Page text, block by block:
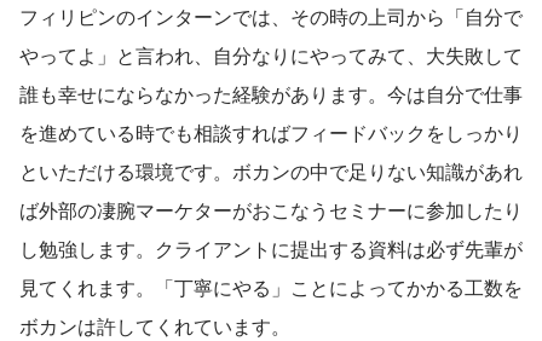
フィリピンのインターンでは、その時の上司から「自分で
やってよ」と言われ、自分なりにやってみて、大失敗して
誰も幸せにならなかった経験があります。今は自分で仕事
を進めている時でも相談すればフィードバックをしっかり
といただける環境です。ボカンの中で足りない知識があれ
ば外部の凄腕マーケターがおこなうセミナーに参加したり
し勉強します。クライアントに提出する資料は必ず先輩が
見てくれます。「丁寧にやる」ことによってかかる工数を
ボカンは許してくれています。